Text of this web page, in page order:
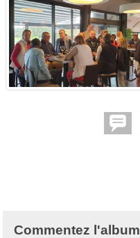
Commentez l'album